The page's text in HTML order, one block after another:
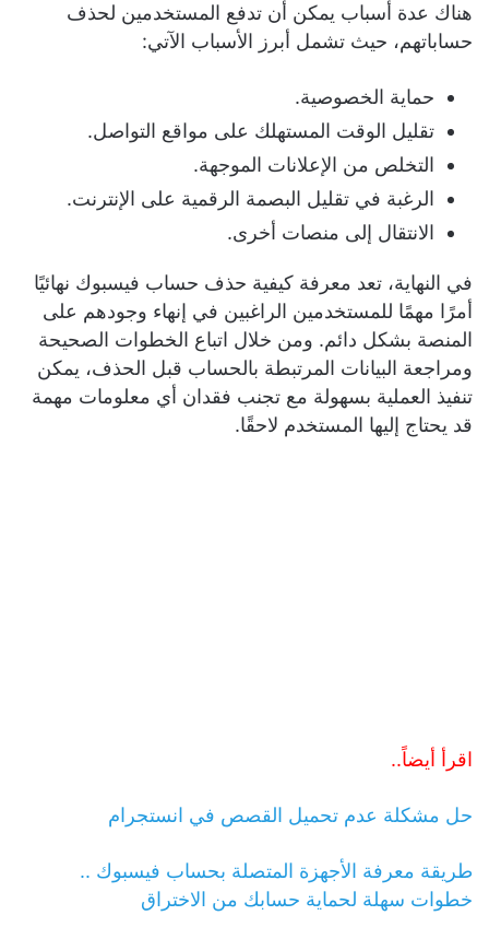
هناك عدة أسباب يمكن أن تدفع المستخدمين لحذف
حساباتهم، حيث تشمل أبرز الأسباب الآتي:
حماية الخصوصية.
تقليل الوقت المستهلك على مواقع التواصل.
التخلص من الإعلانات الموجهة.
الرغبة في تقليل البصمة الرقمية على الإنترنت.
الانتقال إلى منصات أخرى.
في النهاية، تعد معرفة كيفية حذف حساب فيسبوك نهائيًا
أمرًا مهمًا للمستخدمين الراغبين في إنهاء وجودهم على
المنصة بشكل دائم. ومن خلال اتباع الخطوات الصحيحة
ومراجعة البيانات المرتبطة بالحساب قبل الحذف، يمكن
تنفيذ العملية بسهولة مع تجنب فقدان أي معلومات مهمة
قد يحتاج إليها المستخدم لاحقًا.
اقرأ أيضاً..
حل مشكلة عدم تحميل القصص في انستجرام
طريقة معرفة الأجهزة المتصلة بحساب فيسبوك ..
خطوات سهلة لحماية حسابك من الاختراق